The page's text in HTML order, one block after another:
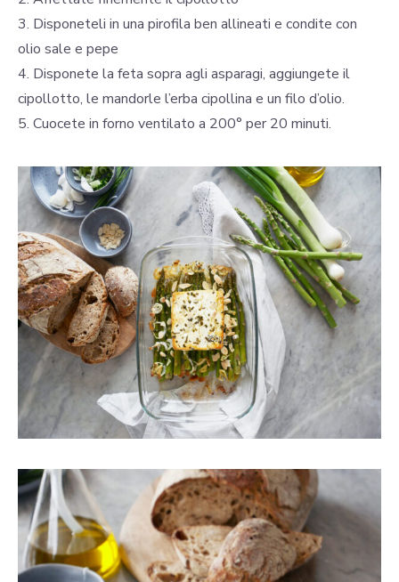
3. Disponeteli in una pirofila ben allineati e condite con
olio sale e pepe
4. Disponete la feta sopra agli asparagi, aggiungete il
cipollotto, le mandorle l’erba cipollina e un filo d’olio.
5. Cuocete in forno ventilato a 200° per 20 minuti.